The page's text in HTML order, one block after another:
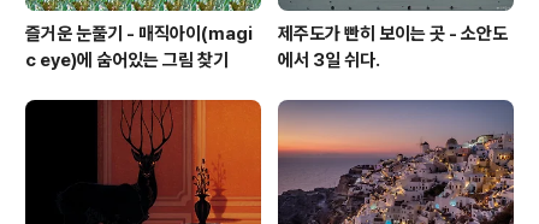
즐거운 눈풀기 - 매직아이(magi
c eye)에 숨어있는 그림 찾기
제주도가 빤히 보이는 곳 - 소안도
에서 3일 쉬다.